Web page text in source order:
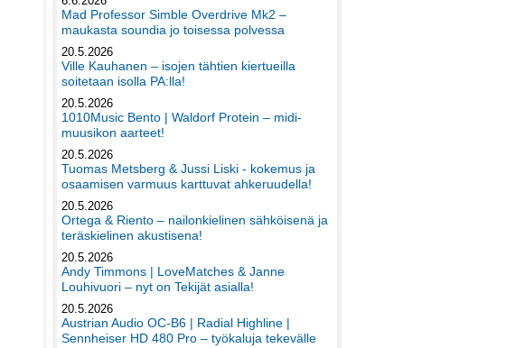
Mad Professor Simble Overdrive Mk2 –
maukasta soundia jo toisessa polvessa
20.5.2026
Ville Kauhanen – isojen tähtien kiertueilla
soitetaan isolla PA:lla!
20.5.2026
1010Music Bento | Waldorf Protein – midi-
muusikon aarteet!
20.5.2026
Tuomas Metsberg & Jussi Liski - kokemus ja
osaamisen varmuus karttuvat ahkeruudella!
20.5.2026
Ortega & Riento – nailonkielinen sähköisenä ja
teräskielinen akustisena!
20.5.2026
Andy Timmons | LoveMatches & Janne
Louhivuori – nyt on Tekijät asialla!
20.5.2026
Austrian Audio OC-B6 | Radial Highline |
Sennheiser HD 480 Pro – työkaluja tekevälle